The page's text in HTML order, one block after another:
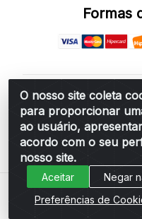
O nosso site coleta
para proporcionar
ao usuário,
acordo com o seu
nosso site.
Aceitar
Negar
Preferências de
Formas
Belchior Cortinas
Vereador Sérgio
Bárbara d'Oeste/